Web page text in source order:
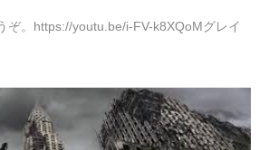
ぞ。https://youtu.be/i-FV-k8XQoMグレイ